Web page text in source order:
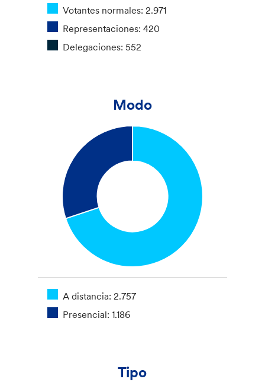
Votantes normales: 2.971
Representaciones: 420
Delegaciones: 552
Modo
A distancia: 2.757
Presencial: 1.186
Tipo